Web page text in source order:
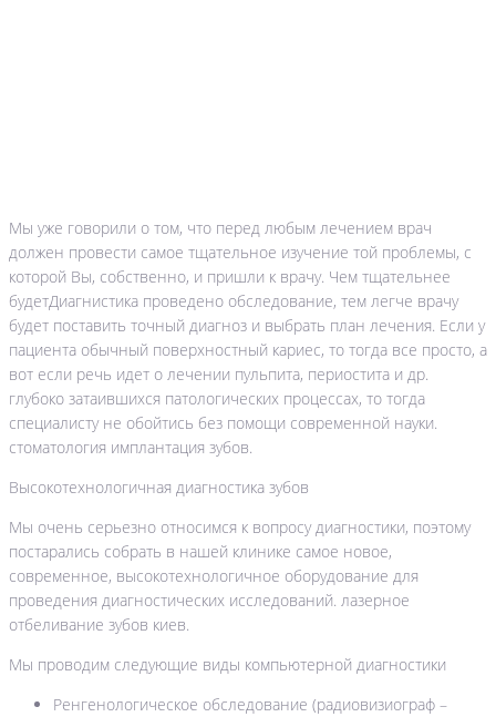
Мы уже говорили о том, что перед любым лечением врач
должен провести самое тщательное изучение той проблемы, с
которой Вы, собственно, и пришли к врачу. Чем тщательнее
будетДиагнистика проведено обследование, тем легче врачу
будет поставить точный диагноз и выбрать план лечения. Если у
пациента обычный поверхностный кариес, то тогда все просто, а
вот если речь идет о лечении пульпита, периостита и др.
глубоко затаившихся патологических процессах, то тогда
специалисту не обойтись без помощи современной науки.
стоматология имплантация зубов.
Высокотехнологичная диагностика зубов
Мы очень серьезно относимся к вопросу диагностики, поэтому
постарались собрать в нашей клинике самое новое,
современное, высокотехнологичное оборудование для
проведения диагностических исследований. лазерное
отбеливание зубов киев.
Мы проводим следующие виды компьютерной диагностики
Ренгенологическое обследование (радиовизиограф –